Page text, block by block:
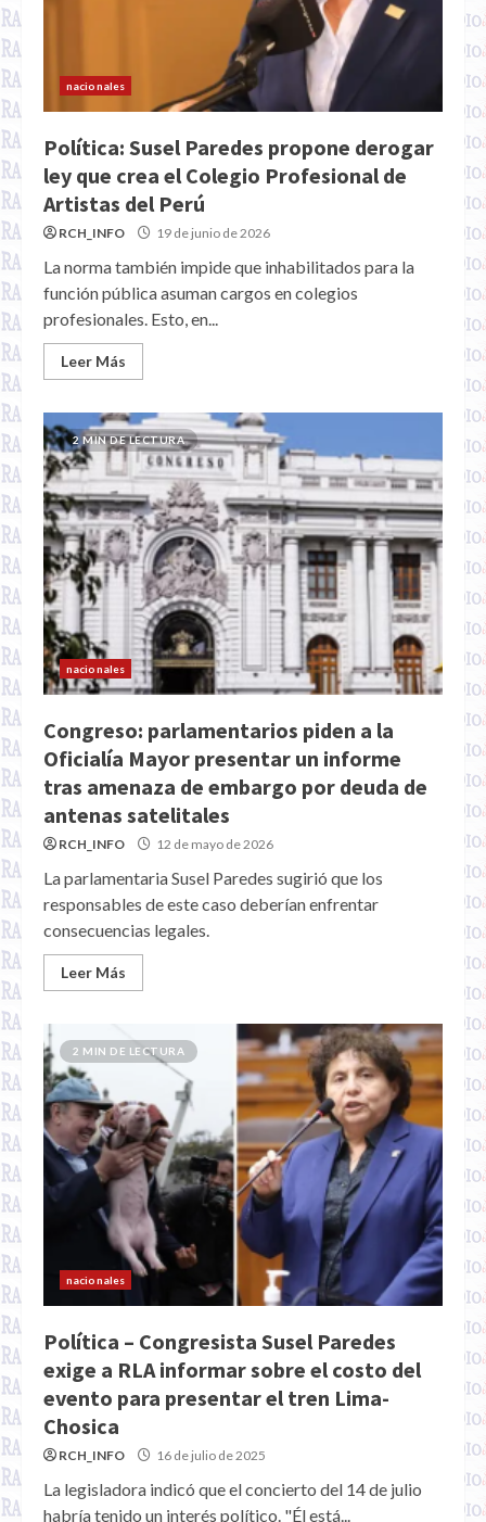
nacionales
Política: Susel Paredes propone derogar
ley que crea el Colegio Profesional de
Artistas del Perú
RCH_INFO 19 de junio de 2026
La norma también impide que inhabilitados para la
función pública asuman cargos en colegios
profesionales. Esto, en...
Leer Más
2 MIN DE LECTURA
nacionales
Congreso: parlamentarios piden a la
Oficialía Mayor presentar un informe
tras amenaza de embargo por deuda de
antenas satelitales
RCH_INFO 12 de mayo de 2026
La parlamentaria Susel Paredes sugirió que los
responsables de este caso deberían enfrentar
consecuencias legales.
Leer Más
2 MIN DE LECTURA
nacionales
Política – Congresista Susel Paredes
exige a RLA informar sobre el costo del
evento para presentar el tren Lima-
Chosica
RCH_INFO 16 de julio de 2025
La legisladora indicó que el concierto del 14 de julio
habría tenido un interés político. "Él está...